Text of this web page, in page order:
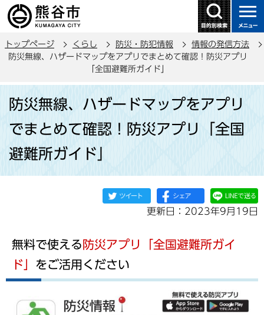
の
トップページ くらし 防災・防犯情報
情報の発信方法
防災無線、ハザードマップをアプリでまとめて確認！防災アプリ
「全国避難所ガイド」
防災無線、ハザードマップをアプリ
でまとめて確認！防災アプリ「全国
避難所ガイド」
更新日：2023年9月19日
無料で使える 防災アプリ「全国避難所ガイ
ド」 をご活用ください